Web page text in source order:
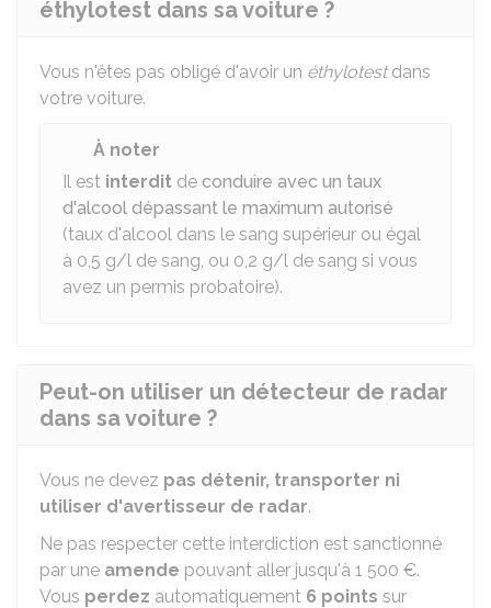
éthylotest dans sa voiture ?
Vous n'êtes pas obligé d'avoir un éthylotestdans
votre voiture.
À noter
Il est interdit de conduire avec un taux
d'alcool dépassant le maximum autorisé
(taux d'alcool dans le sang supérieur ou égal
à 0,5 g/l de sang, ou 0,2 g/l de sang si vous
avez un permis probatoire).
Peut-on utiliser un détecteur de radar
dans sa voiture ?
Vous ne devez pas détenir, transporter ni
utiliser d'avertisseur de radar.
Ne pas respecter cette interdiction est sanctionné
par une amende pouvant aller jusqu'à 1 500 €.
Vous perdez automatiquement 6 points sur